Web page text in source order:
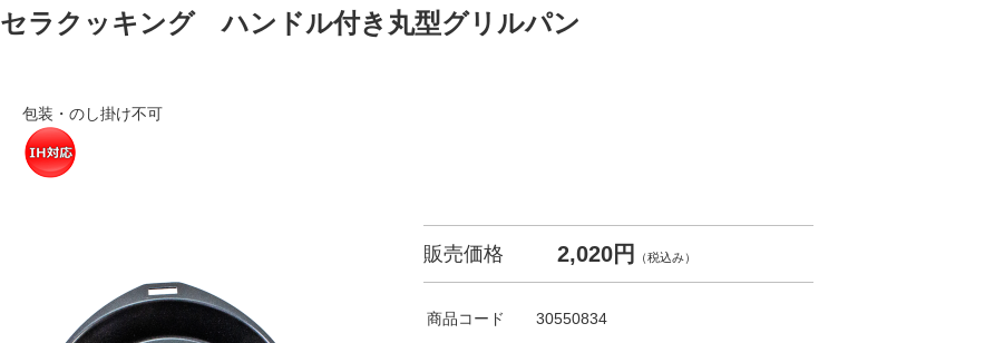
セラクッキング ハンドル付き丸型グリルパン
包装・のし掛け不可
販売価格 2,020円 （税込み）
商品コード 30550834